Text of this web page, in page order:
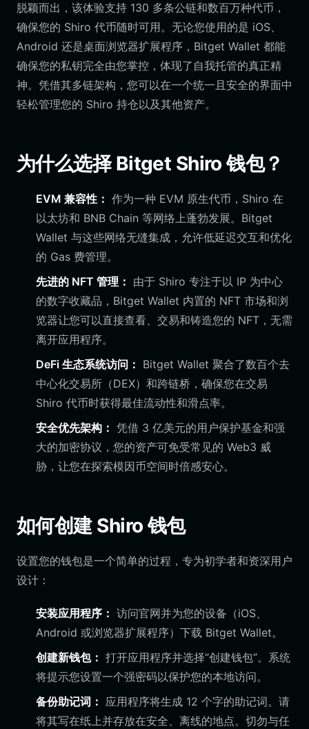
脱颖而出，该体验支持 130 多条公链和数百万种代币，
确保您的 Shiro 代币随时可用。无论您使用的是 iOS、
Android 还是桌面浏览器扩展程序，Bitget Wallet 都能
确保您的私钥完全由您掌控，体现了自我托管的真正精
神。凭借其多链架构，您可以在一个统一且安全的界面中
轻松管理您的 Shiro 持仓以及其他资产。
为什么选择 Bitget Shiro 钱包？
EVM 兼容性： 作为一种 EVM 原生代币，Shiro 在
以太坊和 BNB Chain 等网络上蓬勃发展。Bitget
Wallet 与这些网络无缝集成，允许低延迟交互和优化
的 Gas 费管理。
先进的 NFT 管理： 由于 Shiro 专注于以 IP 为中心
的数字收藏品，Bitget Wallet 内置的 NFT 市场和浏
览器让您可以直接查看、交易和铸造您的 NFT，无需
离开应用程序。
DeFi 生态系统访问： Bitget Wallet 聚合了数百个去
中心化交易所（DEX）和跨链桥，确保您在交易
Shiro 代币时获得最佳流动性和滑点率。
安全优先架构： 凭借 3 亿美元的用户保护基金和强
大的加密协议，您的资产可免受常见的 Web3 威
胁，让您在探索模因币空间时倍感安心。
如何创建 Shiro 钱包
设置您的钱包是一个简单的过程，专为初学者和资深用户
设计：
安装应用程序： 访问官网并为您的设备（iOS、
Android 或浏览器扩展程序）下载 Bitget Wallet。
创建新钱包： 打开应用程序并选择“创建钱包”。系统
将提示您设置一个强密码以保护您的本地访问。
备份助记词： 应用程序将生成 12 个字的助记词。请
将其写在纸上并存放在安全、离线的地点。切勿与任